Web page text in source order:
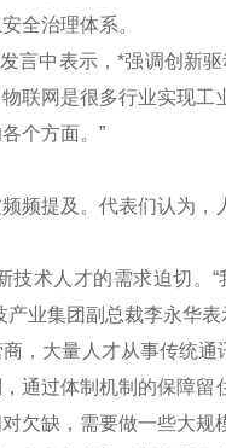
全治理体系。
中表示，*强调创新
联网是很多行业实现
个方面。”
提及。代表们认为，
人才的需求迫切。“
业集团副总裁李永华表
大量人才从事传统通
通过体制机制的保障
欠缺，需要做一些大规